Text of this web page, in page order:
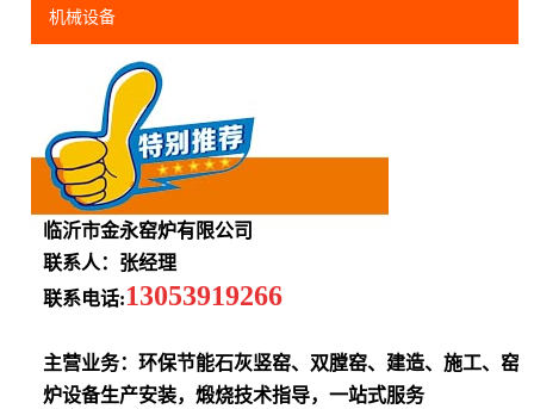
机械设备
临沂市金永窑炉有限公司
联系人：张经理
联系电话:13053919266
主营业务：环保节能石灰竖窑、双膛窑、建造、施工、窑
炉设备生产安装，煅烧技术指导，一站式服务